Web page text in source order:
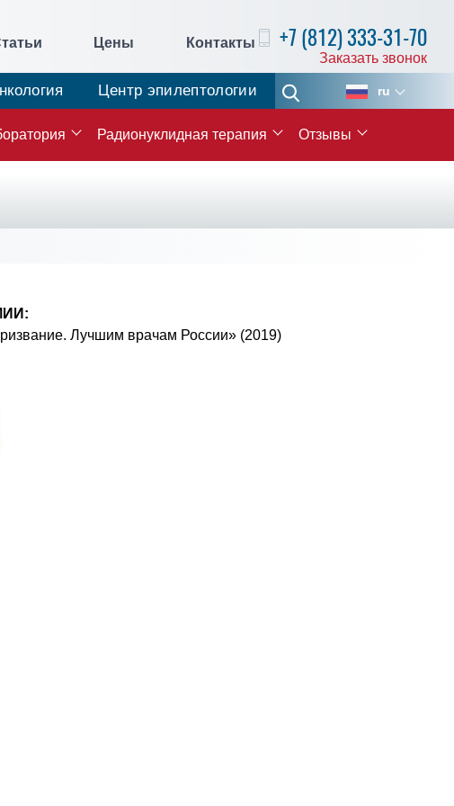
Цены Контакты +7 (812) 333-31-70
Заказать звонок
Центр эпилептологии
Радионуклидная терапия Отзывы
ru
Лучшим врачам России» (2019)